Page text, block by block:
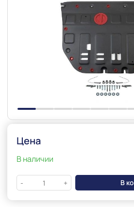
Цена
В наличии
- + В